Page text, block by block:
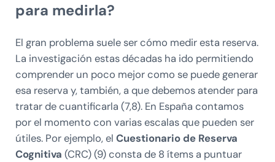
para medirla?
El gran problema suele ser cómo medir esta reserva.
La investigación estas décadas ha ido permitiendo
comprender un poco mejor como se puede generar
esa reserva y, también, a que debemos atender para
tratar de cuantificarla (7,8). En España contamos
por el momento con varias escalas que pueden ser
útiles. Por ejemplo, el Cuestionario de Reserva
Cognitiva (CRC) (9) consta de 8 ítems a puntuar